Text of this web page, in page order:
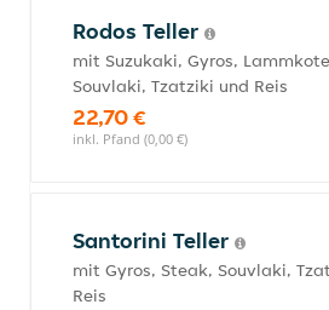
Rodos Teller
mit Suzukaki, Gyros,
Souvlaki, Tzatziki und Reis
22,70 €
inkl. Pfand (0,00 €)
Santorini Teller
mit Gyros, Steak, Souvlaki,
Reis